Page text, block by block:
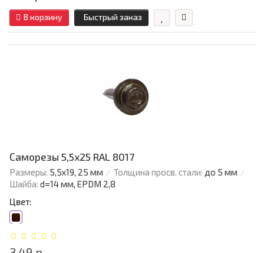
В корзину Быстрый заказ
Саморезы 5,5х25 RAL 8017
Размеры: 5,5х19, 25 мм Толщина просв. стали: до 5 мм
Шайба: d=14 мм, EPDM 2,8
Цвет: